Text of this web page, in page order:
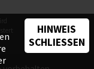
HINWEIS
SCHLIESSEN